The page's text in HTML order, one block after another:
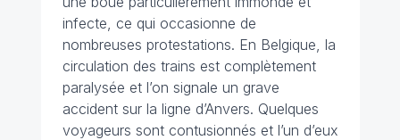
infecte, ce qui occasionne de
nombreuses protestations. En Belgique, la
circulation des trains est complètement
paralysée et l’on signale un grave
accident sur la ligne d’Anvers. Quelques
voyageurs sont contusionnés et l’un d’eux